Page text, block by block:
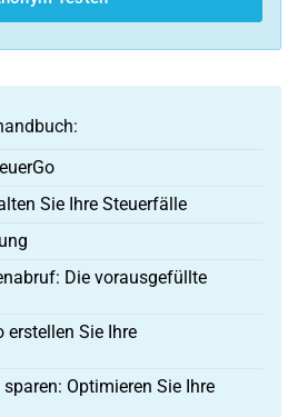
Sie Ihre Steuerfälle
Die vorausgefüllte
erstellen Sie Ihre
Optimieren Sie Ihre